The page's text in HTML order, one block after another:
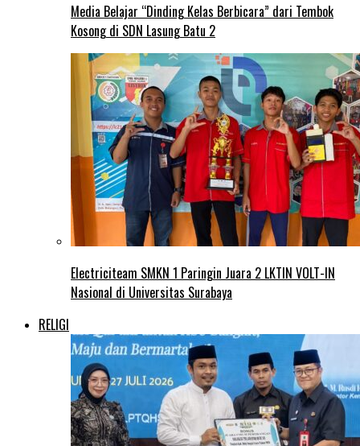
Media Belajar “Dinding Kelas Berbicara” dari Tembok
Kosong di SDN Lasung Batu 2
Electriciteam SMKN 1 Paringin Juara 2 LKTIN VOLT-IN
Nasional di Universitas Surabaya
RELIGI